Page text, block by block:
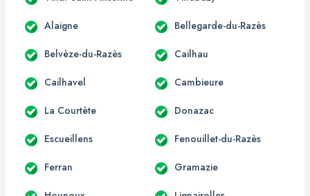
Alaigne Bellegarde-du-Razès
Belvèze-du-Razès Cailhau
Cailhavel Cambieure
La Courtète Donazac
Escueillens Fenouillet-du-Razès
Ferran Gramazie